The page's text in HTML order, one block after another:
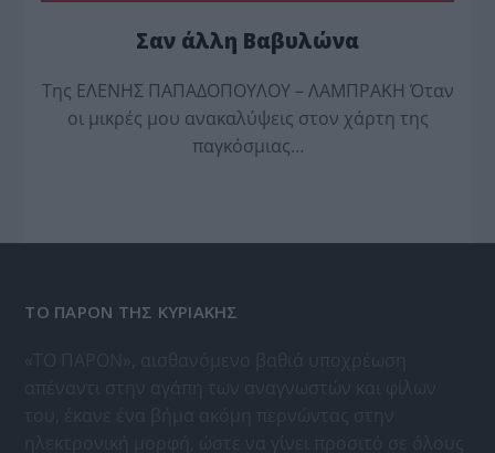
Σαν άλλη Βαβυλώνα
Της ΕΛΕΝΗΣ ΠΑΠΑΔΟΠΟΥΛΟΥ – ΛΑΜΠΡΑΚΗ Όταν
οι μικρές μου ανακαλύψεις στον χάρτη της
παγκόσμιας…
ΤΟ ΠΑΡΟΝ ΤΗΣ ΚΥΡΙΑΚΗΣ